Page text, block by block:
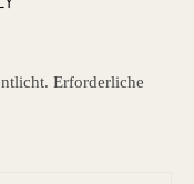
Erforderliche